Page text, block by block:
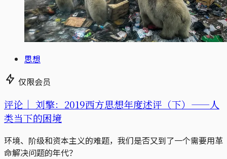
思想
仅限会员
评论｜ 刘擎：2019西方思想年度述评（下）——人
类当下的困境
环境、阶级和资本主义的难题，我们是否又到了一个需要用革
命解决问题的年代？